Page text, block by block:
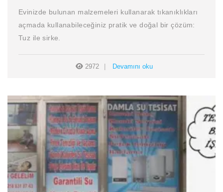
Evinizde bulunan malzemeleri kullanarak tıkanıklıkları
açmada kullanabileceğiniz pratik ve doğal bir çözüm:
Tuz ile sirke.
2972 Devamını oku